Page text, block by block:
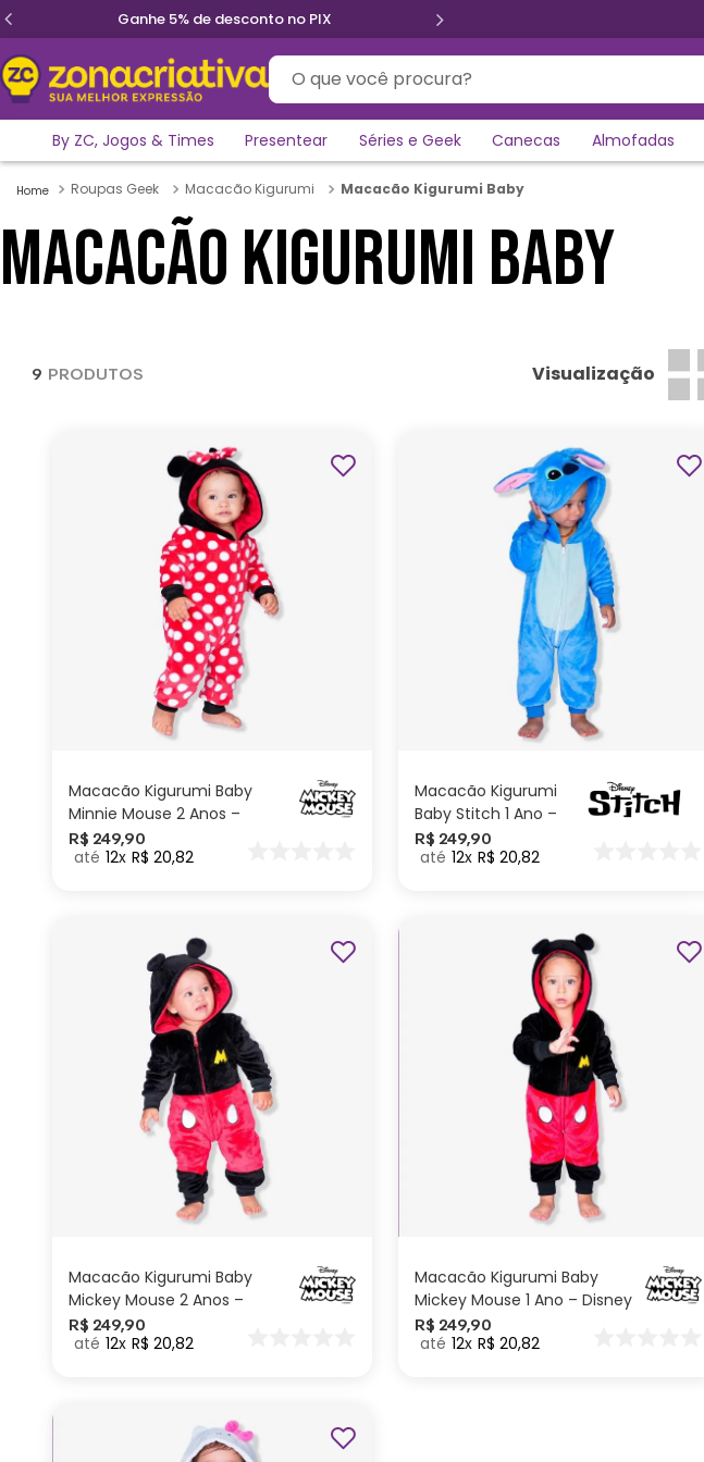
Ganhe 5% de desconto no PIX
O que você procura?
By ZC, Jogos & Times Presentear Séries e Geek Canecas Almofadas
Roupas Geek Macacão Kigurumi Macacão Kigurumi Baby
MACACÃO KIGURUMI BABY
9 PRODUTOS Visualização
Macacão Kigurumi Baby
Minnie Mouse 2 Anos –
Disney
R$ 249,90
12 R$ 20,82
2 anos
ADICIONAR AO
CARRINHO
Macacão Kigurumi
Baby Stitch 1 Ano –
Disney
R$ 249,90
12 R$ 20,82
1 ano
ADICIONAR AO
CARRINHO
Macacão Kigurumi Baby
Mickey Mouse 2 Anos –
Disney
R$ 249,90
12 R$ 20,82
2 anos
ADICIONAR AO
CARRINHO
Macacão Kigurumi Baby
Mickey Mouse 1 Ano – Disney
R$ 249,90
12 R$ 20,82
1 ano
ADICIONAR AO
CARRINHO